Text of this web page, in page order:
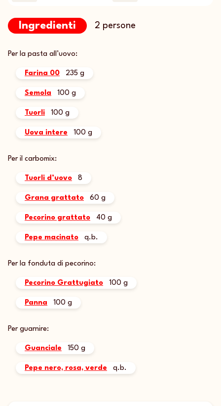
Ingredienti 2 persone
Per la pasta all’uovo:
Farina 00 235 g
Semola 100 g
Tuorli 100 g
Uova intere 100 g
Per il carbomix:
Tuorli d’uovo 8
Grana grattato 60 g
Pecorino grattato 40 g
Pepe macinato q.b.
Per la fonduta di pecorino:
Pecorino Grattugiato 100 g
Panna 100 g
Per guarnire:
Guanciale 150 g
Pepe nero, rosa, verde q.b.